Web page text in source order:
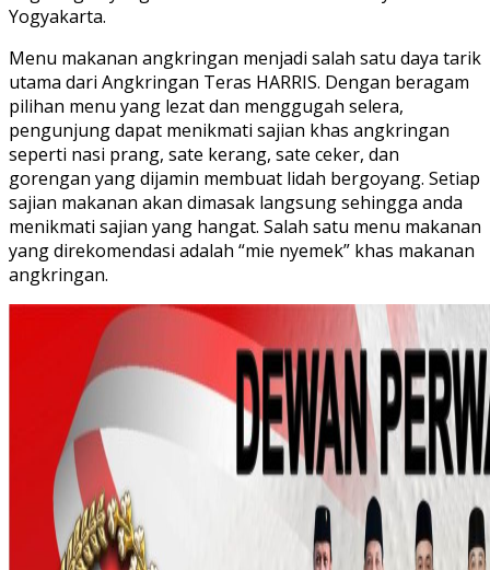
Yogyakarta.
Menu makanan angkringan menjadi salah satu daya tarik
utama dari Angkringan Teras HARRIS. Dengan beragam
pilihan menu yang lezat dan menggugah selera,
pengunjung dapat menikmati sajian khas angkringan
seperti nasi prang, sate kerang, sate ceker, dan
gorengan yang dijamin membuat lidah bergoyang. Setiap
sajian makanan akan dimasak langsung sehingga anda
menikmati sajian yang hangat. Salah satu menu makanan
yang direkomendasi adalah “mie nyemek” khas makanan
angkringan.